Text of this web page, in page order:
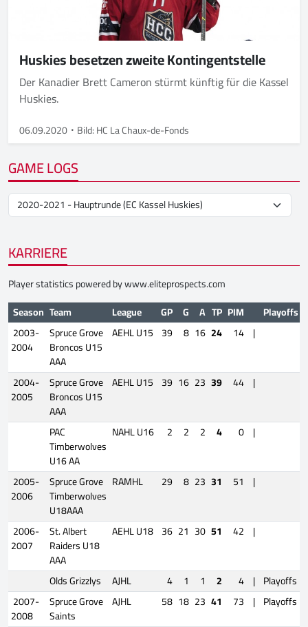
Huskies besetzen zweite Kontingentstelle
Der Kanadier Brett Cameron stürmt künftig für die Kassel
Huskies.
06.09.2020 Bild: HC La Chaux-de-Fonds
GAME LOGS
KARRIERE
Player statistics powered bywww.eliteprospects.com
Season Team League GP G A TP PIM Playoffs
2003-
2004
Spruce Grove
Broncos U15
AAA
AEHL U15 39 8 16 24 14 |
2004-
2005
Spruce Grove
Broncos U15
AAA
AEHL U15 39 16 23 39 44 |
PAC
Timberwolves
U16 AA
NAHL U16 2 2 2 4 0 |
2005-
2006
Spruce Grove
Timberwolves
U18AAA
RAMHL 29 8 23 31 51 |
2006-
2007
St. Albert
Raiders U18
AAA
AEHL U18 36 21 30 51 42 |
Olds Grizzlys AJHL 4 1 1 2 4 | Playoffs
2007-
2008
Spruce Grove
Saints
AJHL 58 18 23 41 73 | Playoffs